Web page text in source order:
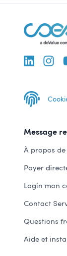
Message
À propos de
Payer
Login mon
Contact
Questions
Aide et